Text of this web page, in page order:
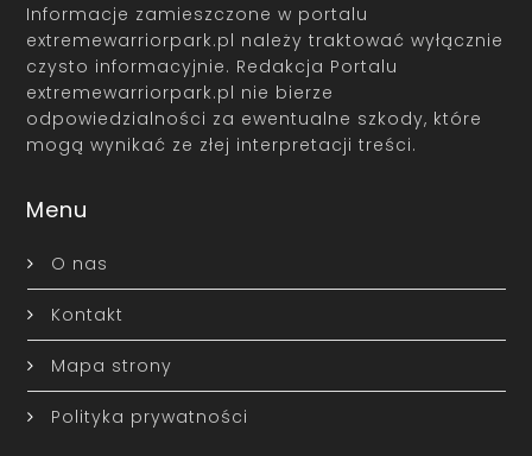
Informacje zamieszczone w portalu
extremewarriorpark.pl należy traktować wyłącznie
czysto informacyjnie. Redakcja Portalu
extremewarriorpark.pl nie bierze
odpowiedzialności za ewentualne szkody, które
mogą wynikać ze złej interpretacji treści.
Menu
O nas
Kontakt
Mapa strony
Polityka prywatności